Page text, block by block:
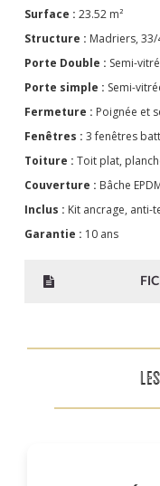
Surface : 23.52 m²
Structure : Madriers,
Porte Double : Semi-
Porte simple : Semi-
Fermeture : Poignée et
Fenêtres : 3 fenêtres
Toiture : Toit plat,
Couverture : Bâche
Inclus : Kit ancrage, anti-
Garantie : 10 ans